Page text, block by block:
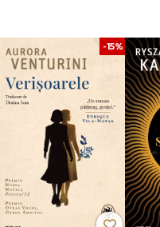
anii tumultuoși ai
și jurnalist polonez. A luat
-15%